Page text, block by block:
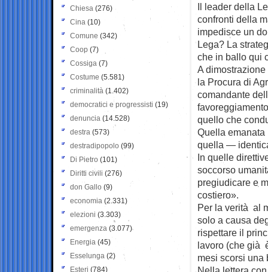
Il leader della
confronti della
impedisce un
Lega? La
che in ballo qui
A dimostrazione
la Procura di
comandante
quello che
Quella emanata
quella —
In quelle
soccorso
pregiudicare e
costiero».
Per la verità al
solo a causa
rispettare il
lavoro (che già
mesi scorsi una
Chiesa (276)
Cina (10)
Comune (342)
Coop (7)
Cossiga (7)
Costume (5.581)
criminalità (1.402)
democratici e progressisti (19)
denuncia (14.528)
destra (573)
destradipopolo (99)
Di Pietro (101)
Diritti civili (276)
don Gallo (9)
economia (2.331)
elezioni (3.303)
emergenza (3.077)
Energia (45)
Esselunga (2)
Esteri (784)